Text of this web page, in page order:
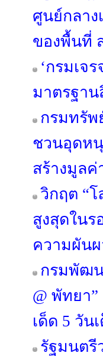
ศูนย์กลา
ของพื้นที่
‘กรมเจ
มาตรฐา
กรมทรั
ชวนอุดห
สร้างมูลค่
วิกฤต “
สูงสุดในร
ความผันผ
กรมพัฒน
@ พัทยา
เด็ด 5 วัน
รัฐมนตรี